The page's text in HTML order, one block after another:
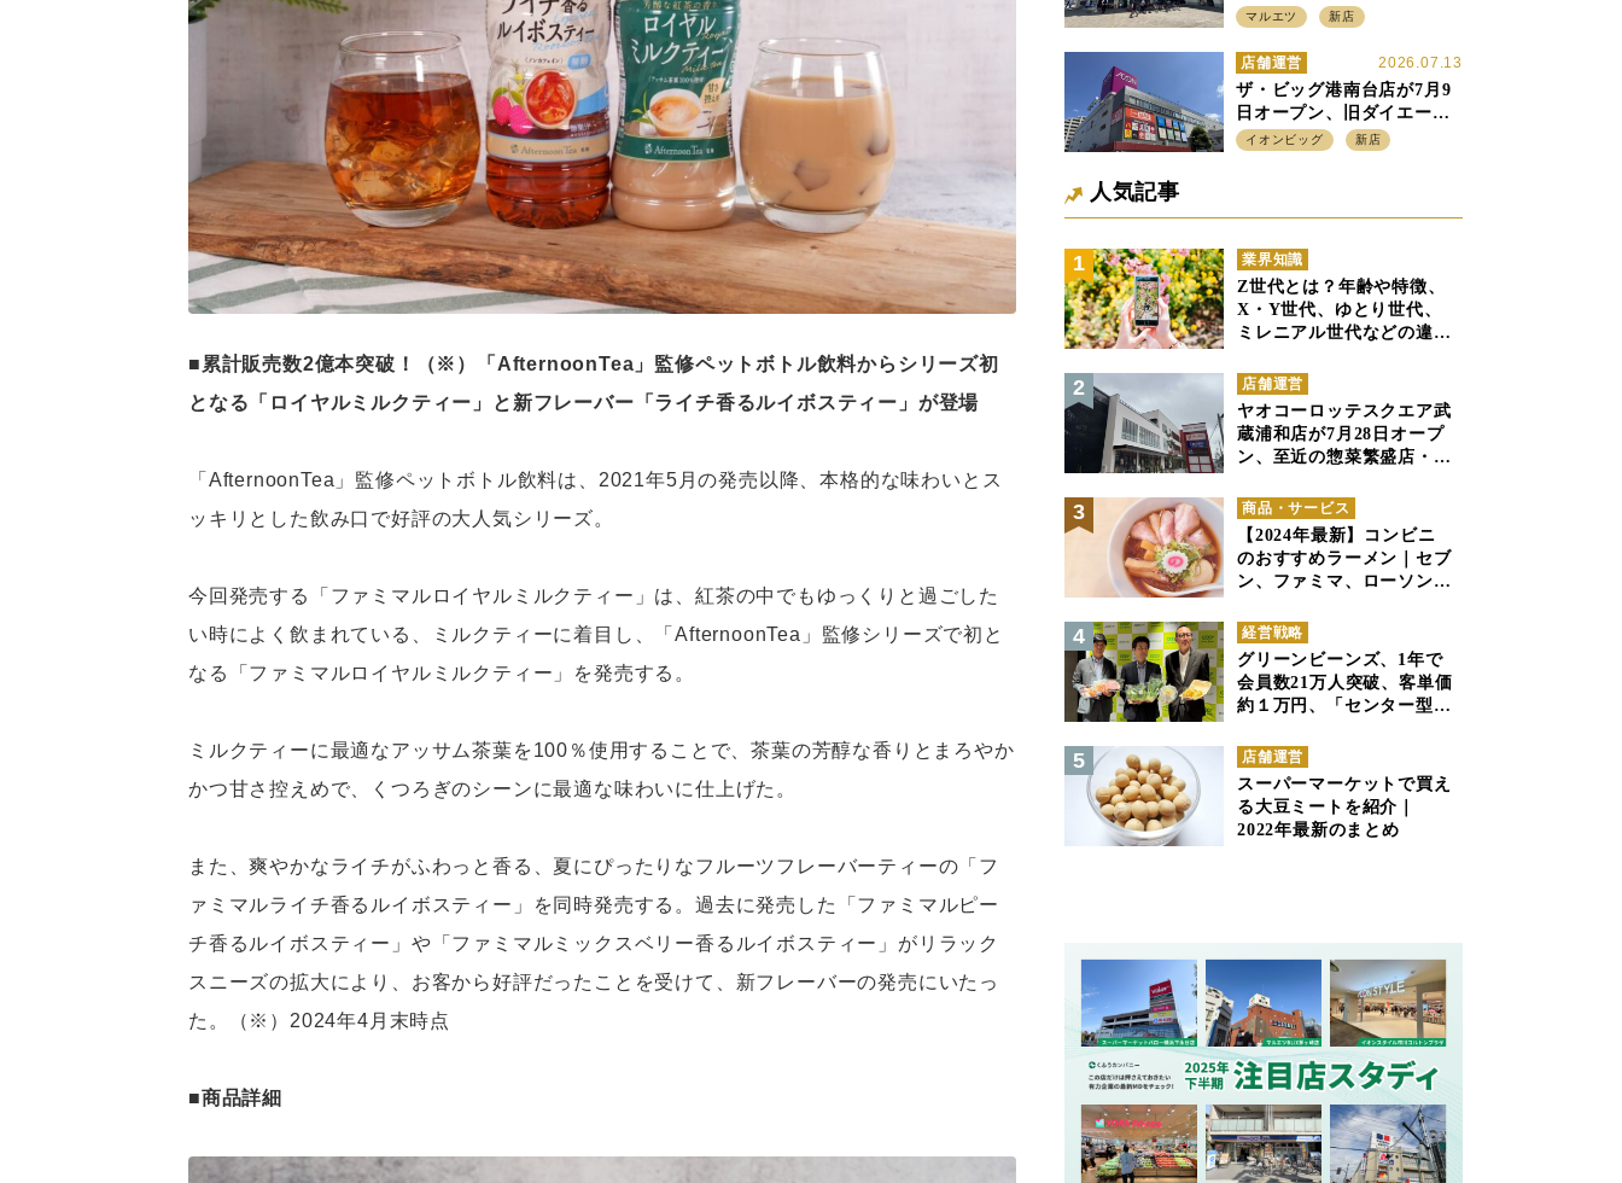
■累計販売数2億本突破！（※）「AfternoonTea」監修ペットボトル飲料からシリーズ初
となる「ロイヤルミルクティー」と新フレーバー「ライチ香るルイボスティー」が登場
「AfternoonTea」監修ペットボトル飲料は、2021年5月の発売以降、本格的な味わいとス
ッキリとした飲み口で好評の大人気シリーズ。
今回発売する「ファミマルロイヤルミルクティー」は、紅茶の中でもゆっくりと過ごした
い時によく飲まれている、ミルクティーに着目し、「AfternoonTea」監修シリーズで初と
なる「ファミマルロイヤルミルクティー」を発売する。
ミルクティーに最適なアッサム茶葉を100％使用することで、茶葉の芳醇な香りとまろやか
かつ甘さ控えめで、くつろぎのシーンに最適な味わいに仕上げた。
また、爽やかなライチがふわっと香る、夏にぴったりなフルーツフレーバーティーの「フ
ァミマルライチ香るルイボスティー」を同時発売する。過去に発売した「ファミマルピー
チ香るルイボスティー」や「ファミマルミックスベリー香るルイボスティー」がリラック
スニーズの拡大により、お客から好評だったことを受けて、新フレーバーの発売にいたっ
た。（※）2024年4月末時点
■商品詳細
プン、「アーバン500坪モデ
立地受け、寿司を象徴に
マルエツ 新店
2026.07.13
店舗運営
ザ・ビッグ港南台店が7月9
日オープン、旧ダイエー店
舗を受け継ぎ、DS、SM激
イオンビッグ 新店
人気記事
業界知識
Z世代とは？年齢や特徴、
X・Y世代、ゆとり世代、
ミレニアル世代などの違い
店舗運営
ヤオコーロッテスクエア武
蔵浦和店が7月28日オープ
ン、至近の惣菜繁盛店・武
すみ分け
商品・サービス
【2024年最新】コンビニ
のおすすめラーメン｜セブ
ン、ファミマ、ローソンの
経営戦略
グリーンビーンズ、1年で
会員数21万人突破、客単価
約１万円、「センター型の
も成立できるか
店舗運営
スーパーマーケットで買え
る大豆ミートを紹介｜
2022年最新のまとめ